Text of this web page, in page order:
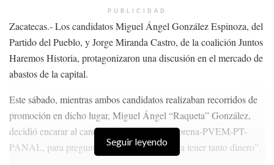
PUBLICIDAD
Zacatecas.- Los candidatos Miguel Ángel González Espinoza, del
Partido del Pueblo, y Jorge Miranda Castro, de la coalición Juntos
Haremos Historia, protagonizaron una discusión en el mercado de
abastos de la capital.
Este sábado, mientras ambos candidatos realizaban recorridos de
promoción en dicho lugar, Miguel Ángel “Raqueta” González,
decidió encarar al candidato de la alianza Morena-PVEM-PT-
PANAL, para preguntarle “cómo le hizo para tener tanto dinero”.
Seguir leyendo